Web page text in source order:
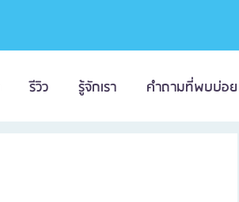
รีวิว รู้จักเรา คำถามที่พบบ่อย